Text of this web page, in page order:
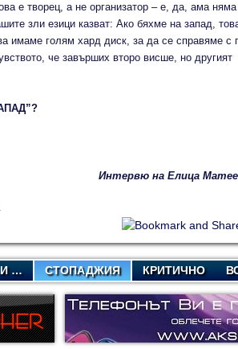
е творец, а не организатор – е, да, ама няма
зли езици казват: Ако бяхме на запад,
имаме голям хард диск, за да се справяме с
че завърших второ висше, но другият
Интервю на Елица
И … СТОПАДЖИЯ КРИТИЧНО